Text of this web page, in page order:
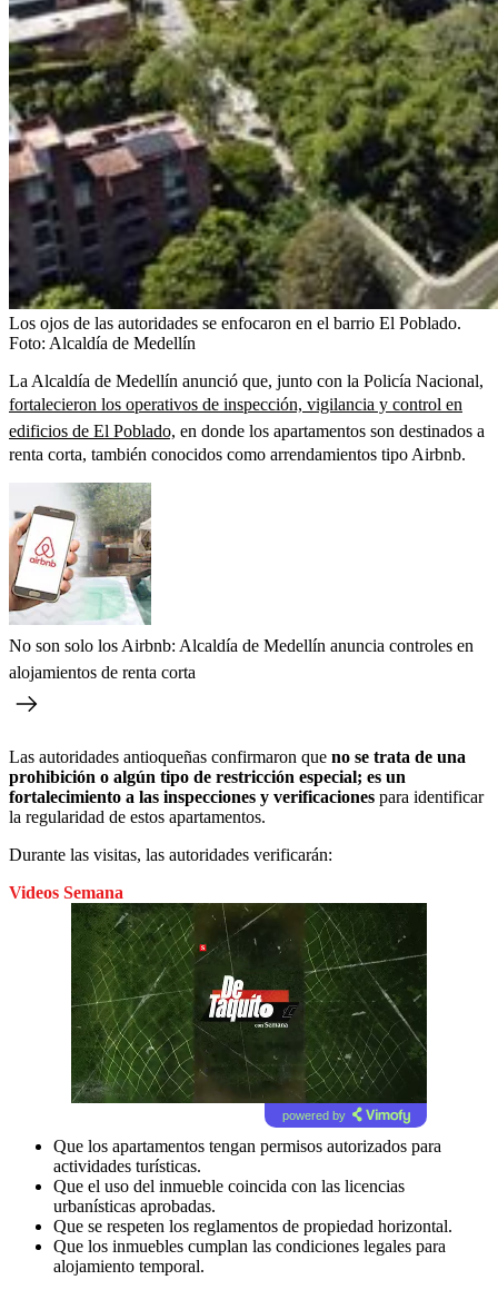
Los ojos de las autoridades se enfocaron en el barrio El Poblado.
Foto: Alcaldía de Medellín
La Alcaldía de Medellín anunció que, junto con la Policía Nacional,
fortalecieron los operativos de inspección, vigilancia y control en
edificios de El Poblado, en donde los apartamentos son destinados a
renta corta, también conocidos como arrendamientos tipo Airbnb.
No son solo los Airbnb: Alcaldía de Medellín anuncia controles en
alojamientos de renta corta
Las autoridades antioqueñas confirmaron que no se trata de una
prohibición o algún tipo de restricción especial; es un
fortalecimiento a las inspecciones y verificaciones para identificar
la regularidad de estos apartamentos.
Durante las visitas, las autoridades verificarán:
Videos Semana
powered by
Que los apartamentos tengan permisos autorizados para
actividades turísticas.
Que el uso del inmueble coincida con las licencias
urbanísticas aprobadas.
Que se respeten los reglamentos de propiedad horizontal.
Que los inmuebles cumplan las condiciones legales para
alojamiento temporal.